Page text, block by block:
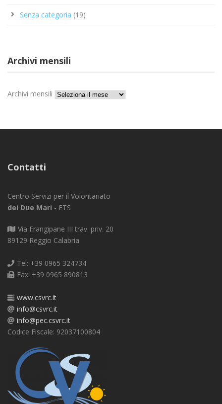
Senza categoria (19)
Archivi mensili
Archivi mensili
Contatti
Centro Servizi per il Volontariato
dei Due Mari - ETS
Via Frangipane III trav. priv. 20
89129 Reggio Calabria
Tel: +39 0965 324734
Fax: +39 0965 890813
www.csvrc.it
info@csvrc.it
info@pec.csvrc.it
Codice Fiscale: 92037100804